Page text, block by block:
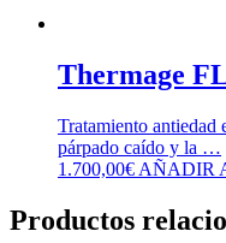
Thermage
Tratamiento antiedad
párpado caído y la …
1.700,00€ AÑADIR
Productos